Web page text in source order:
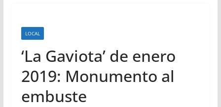
LOCAL
‘La Gaviota’ de enero
2019: Monumento al
embuste